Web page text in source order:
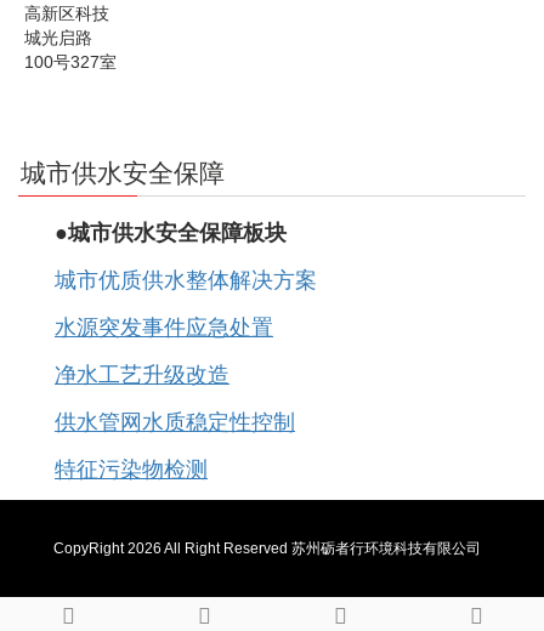
高新区科技
城光启路
100号327室
城市供水安全保障
●城市供水安全保障板块
城市优质供水整体解决方案
水源突发事件应急处置
净水工艺升级改造
供水管网水质稳定性控制
特征污染物检测
CopyRight2026 All Right Reserved 苏州砺者行环境科技有限公司